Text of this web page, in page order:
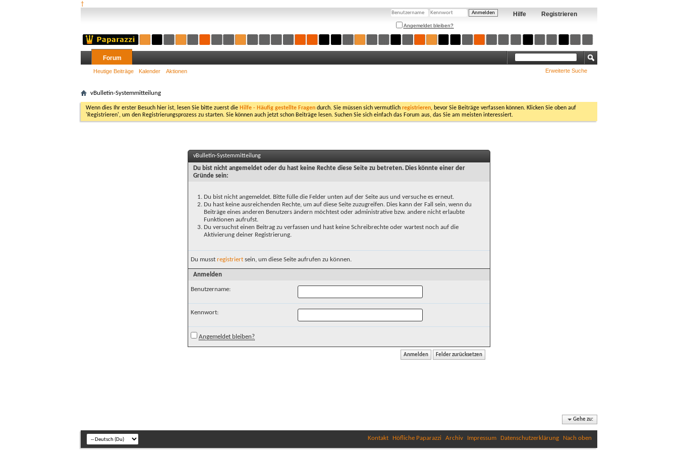
†
Registrieren
Hilfe
Angemeldet bleiben?
Forum
Heutige Beiträge Kalender Aktionen Erweiterte Suche
vBulletin-Systemmitteilung
Wenn dies Ihr erster Besuch hier ist, lesen Sie bitte zuerst die Hilfe - Häufig gestellte Fragen durch. Sie müssen sich vermutlich registrieren, bevor Sie Beiträge verfassen können. Klicken Sie oben auf
'Registrieren', um den Registrierungsprozess zu starten. Sie können auch jetzt schon Beiträge lesen. Suchen Sie sich einfach das Forum aus, das Sie am meisten interessiert.
vBulletin-Systemmitteilung
Du bist nicht angemeldet oder du hast keine Rechte diese Seite zu betreten. Dies könnte einer der
Gründe sein:
Du bist nicht angemeldet. Bitte fülle die Felder unten auf der Seite aus und versuche es erneut.
Du hast keine ausreichenden Rechte, um auf diese Seite zuzugreifen. Dies kann der Fall sein, wenn du
Beiträge eines anderen Benutzers ändern möchtest oder administrative bzw. andere nicht erlaubte
Funktionen aufrufst.
Du versuchst einen Beitrag zu verfassen und hast keine Schreibrechte oder wartest noch auf die
Aktivierung deiner Registrierung.
Du musst registriert sein, um diese Seite aufrufen zu können.
Anmelden
Benutzername:
Kennwort:
Angemeldet bleiben?
Gehe zu:
Kontakt Höfliche Paparazzi Archiv Impressum Datenschutzerklärung Nach oben